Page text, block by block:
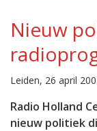
Nieuw
Leiden, 26 april
Radio Holland
nieuw politiek